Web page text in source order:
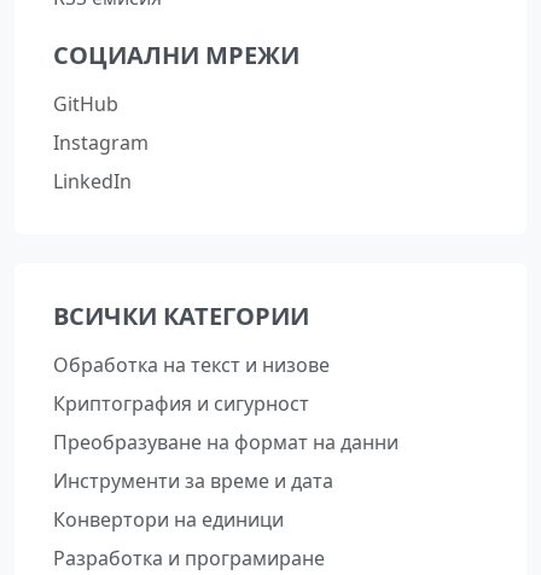
СОЦИАЛНИ МРЕЖИ
GitHub
Instagram
LinkedIn
ВСИЧКИ КАТЕГОРИИ
Обработка на текст и низове
Криптография и сигурност
Преобразуване на формат на данни
Инструменти за време и дата
Конвертори на единици
Разработка и програмиране